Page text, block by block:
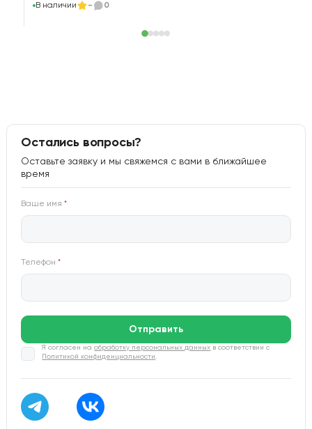
В наличии - 0
Остались вопросы?
Оставьте заявку и мы свяжемся с вами в ближайшее
время
Ваше имя*
Телефон*
Отправить
Я согласен наобработку персональных данных в соответствии с
Политикой конфиденциальности